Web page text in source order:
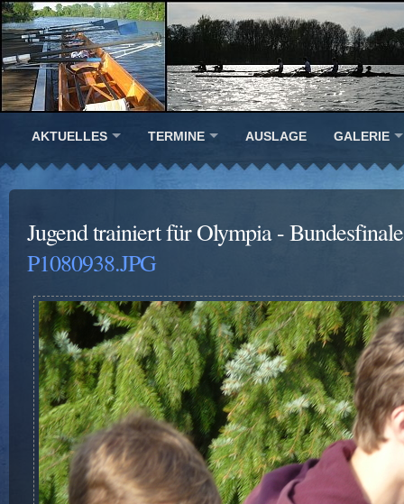
AKTUELLES TERMINE AUSLAGE GALERIE
Jugend trainiert für Olympia -
P1080938.JPG